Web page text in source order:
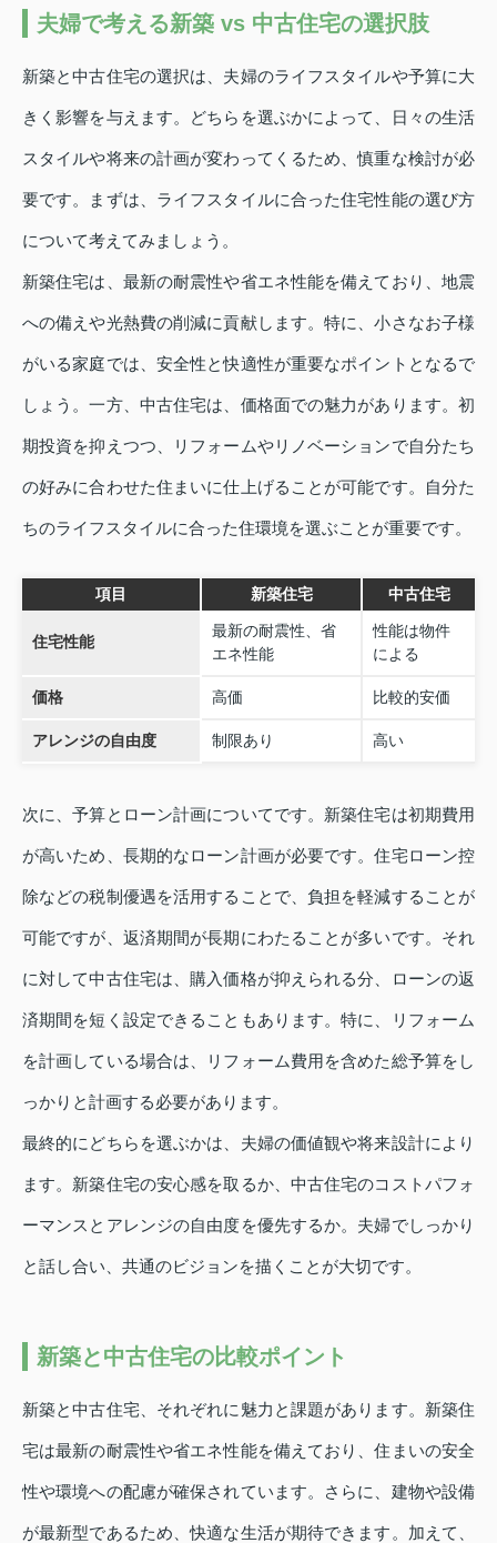
夫婦で考える新築 vs 中古住宅の選択肢
新築と中古住宅の選択は、夫婦のライフスタイルや予算に大
きく影響を与えます。どちらを選ぶかによって、日々の生活
スタイルや将来の計画が変わってくるため、慎重な検討が必
要です。まずは、ライフスタイルに合った住宅性能の選び方
について考えてみましょう。
新築住宅は、最新の耐震性や省エネ性能を備えており、地震
への備えや光熱費の削減に貢献します。特に、小さなお子様
がいる家庭では、安全性と快適性が重要なポイントとなるで
しょう。一方、中古住宅は、価格面での魅力があります。初
期投資を抑えつつ、リフォームやリノベーションで自分たち
の好みに合わせた住まいに仕上げることが可能です。自分た
ちのライフスタイルに合った住環境を選ぶことが重要です。
項目 新築住宅 中古住宅
住宅性能
最新の耐震性、省
エネ性能
性能は物件
による
価格 高価 比較的安価
アレンジの自由度 制限あり 高い
次に、予算とローン計画についてです。新築住宅は初期費用
が高いため、長期的なローン計画が必要です。住宅ローン控
除などの税制優遇を活用することで、負担を軽減することが
可能ですが、返済期間が長期にわたることが多いです。それ
に対して中古住宅は、購入価格が抑えられる分、ローンの返
済期間を短く設定できることもあります。特に、リフォーム
を計画している場合は、リフォーム費用を含めた総予算をし
っかりと計画する必要があります。
最終的にどちらを選ぶかは、夫婦の価値観や将来設計により
ます。新築住宅の安心感を取るか、中古住宅のコストパフォ
ーマンスとアレンジの自由度を優先するか。夫婦でしっかり
と話し合い、共通のビジョンを描くことが大切です。
新築と中古住宅の比較ポイント
新築と中古住宅、それぞれに魅力と課題があります。新築住
宅は最新の耐震性や省エネ性能を備えており、住まいの安全
性や環境への配慮が確保されています。さらに、建物や設備
が最新型であるため、快適な生活が期待できます。加えて、